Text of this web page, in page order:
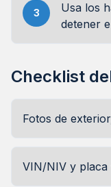
3
Usa los
detener
Checklist
Fotos de
VIN/NIV y placa